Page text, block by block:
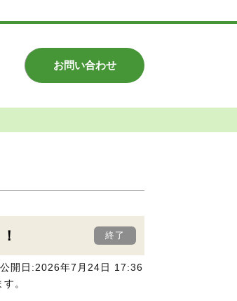
お問い合わせ
開日:2026年7月24日 17:36
。
終了